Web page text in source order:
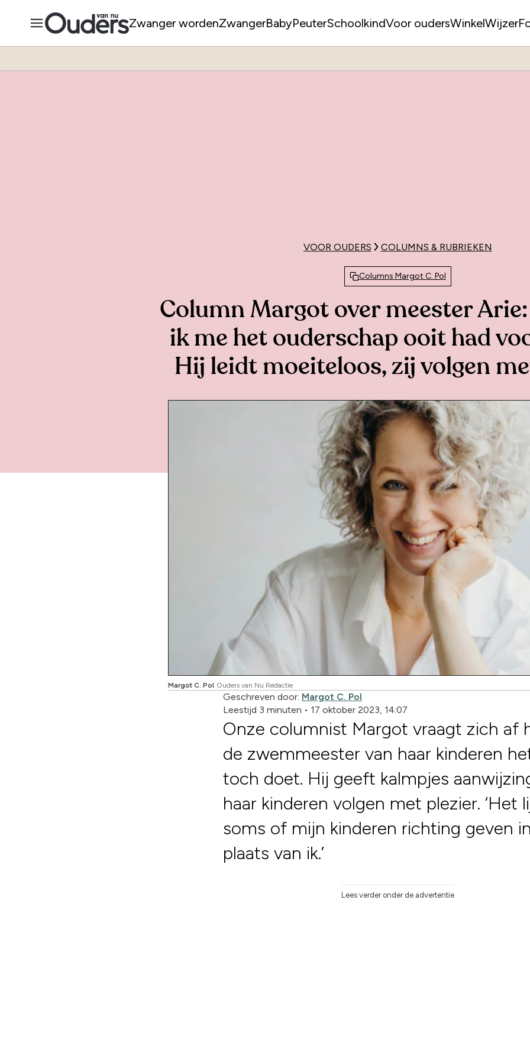
Zwanger wordenZwangerBabyPeuterSchoolkindVoor oudersWinkelWijzer
VOOR OUDERS COLUMNS & RUBRIEKEN
Columns Margot C. Pol
Column Margot over meester Arie:
ik me het ouderschap ooit had
Hij leidt moeiteloos, zij volgen
Margot C. Pol Ouders van Nu Redactie
Geschreven door: Margot C. Pol
Leestijd 3 minuten • 17 oktober 2023, 14:07
Onze columnist Margot vraagt zich af
de zwemmeester van haar kinderen
toch doet. Hij geeft kalmpjes
haar kinderen volgen met plezier. ‘Het
soms of mijn kinderen richting geven in
plaats van ik.’
Lees verder onder de advertentie